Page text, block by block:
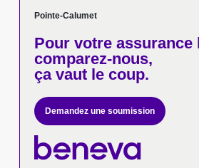
Pointe-Calumet
Pour votreassurance
comparez-nous,
ça vaut le coup.
Demandez une soumission